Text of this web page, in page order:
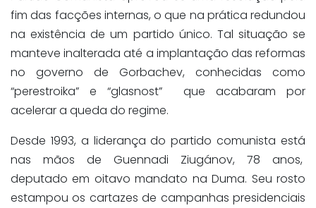
fim das facções internas, o que na prática redundou
na existência de um partido único. Tal situação se
manteve inalterada até a implantação das reformas
no governo de Gorbachev, conhecidas como
“perestroika” e “glasnost” que acabaram por
acelerar a queda do regime.
Desde 1993, a liderança do partido comunista está
nas mãos de Guennadi Ziugánov, 78 anos,
deputado em oitavo mandato na Duma. Seu rosto
estampou os cartazes de campanhas presidenciais